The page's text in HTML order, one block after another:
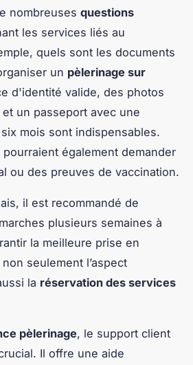
nombreuses questions
les services liés au
quels sont les documents
un pèlerinage sur
d'identité valide, des photos
un passeport avec une
mois sont indispensables.
également demander
ou des preuves de vaccination.
il est recommandé de
plusieurs semaines à
la meilleure prise en
seulement l’aspect
la réservation des services
pèlerinage, le support client
Il offre une aide